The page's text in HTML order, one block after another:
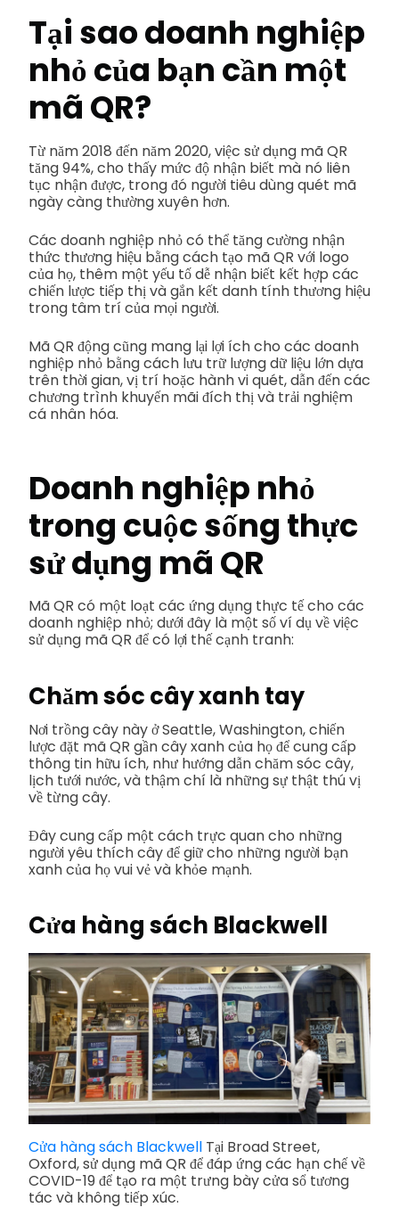
Tại sao doanh nghiệp
nhỏ của bạn cần một
mã QR?
Từ năm 2018 đến năm 2020, việc sử dụng mã QR
tăng 94%, cho thấy mức độ nhận biết mà nó liên
tục nhận được, trong đó người tiêu dùng quét mã
ngày càng thường xuyên hơn.
Các doanh nghiệp nhỏ có thể tăng cường nhận
thức thương hiệu bằng cách tạo mã QR với logo
của họ, thêm một yếu tố dễ nhận biết kết hợp các
chiến lược tiếp thị và gắn kết danh tính thương hiệu
trong tâm trí của mọi người.
Mã QR động cũng mang lại lợi ích cho các doanh
nghiệp nhỏ bằng cách lưu trữ lượng dữ liệu lớn dựa
trên thời gian, vị trí hoặc hành vi quét, dẫn đến các
chương trình khuyến mãi đích thị và trải nghiệm
cá nhân hóa.
Doanh nghiệp nhỏ
trong cuộc sống thực
sử dụng mã QR
Mã QR có một loạt các ứng dụng thực tế cho các
doanh nghiệp nhỏ; dưới đây là một số ví dụ về việc
sử dụng mã QR để có lợi thế cạnh tranh:
Chăm sóc cây xanh tay
Nơi trồng cây này ở Seattle, Washington, chiến
lược đặt mã QR gần cây xanh của họ để cung cấp
thông tin hữu ích, như hướng dẫn chăm sóc cây,
lịch tưới nước, và thậm chí là những sự thật thú vị
về từng cây.
Đây cung cấp một cách trực quan cho những
người yêu thích cây để giữ cho những người bạn
xanh của họ vui vẻ và khỏe mạnh.
Cửa hàng sách Blackwell
Cửa hàng sách Blackwell Tại Broad Street,
Oxford, sử dụng mã QR để đáp ứng các hạn chế về
COVID-19 để tạo ra một trưng bày cửa sổ tương
tác và không tiếp xúc.